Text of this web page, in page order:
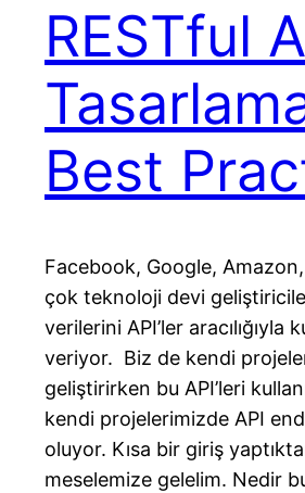
RESTful
Best
Facebook, Google,
çok teknoloji devi
verilerini API’ler aracılığıyla
veriyor. Biz de kendi
geliştirirken bu API’leri
kendi projelerimizde API
oluyor. Kısa bir giriş
meselemize gelelim. Nedir